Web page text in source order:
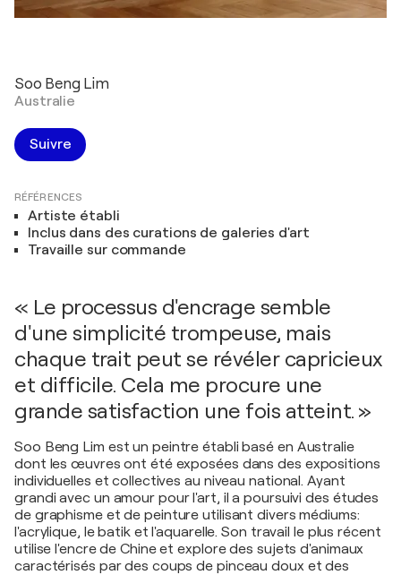
Soo Beng Lim
Australie
Suivre
RÉFÉRENCES
Artiste établi
Inclus dans des curations de galeries d'art
Travaille sur commande
« Le processus d'encrage semble
d'une simplicité trompeuse, mais
chaque trait peut se révéler capricieux
et difficile. Cela me procure une
grande satisfaction une fois atteint. »
Soo Beng Lim est un peintre établi basé en Australie
dont les œuvres ont été exposées dans des expositions
individuelles et collectives au niveau national. Ayant
grandi avec un amour pour l'art, il a poursuivi des études
de graphisme et de peinture utilisant divers médiums:
l'acrylique, le batik et l'aquarelle. Son travail le plus récent
utilise l'encre de Chine et explore des sujets d'animaux
caractérisés par des coups de pinceau doux et des